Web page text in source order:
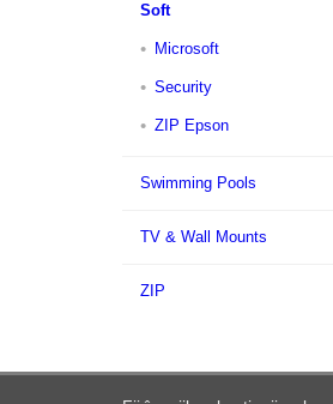
Soft
Microsoft
Security
ZIP Epson
Swimming Pools
TV & Wall Mounts
ZIP